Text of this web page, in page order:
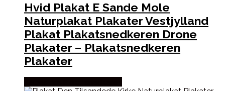
Hvid Plakat E Sande Mole
Naturplakat Plakater Vestjylland
Plakat Plakatsnedkeren Drone
Plakater – Plakatsnedkeren
Plakater